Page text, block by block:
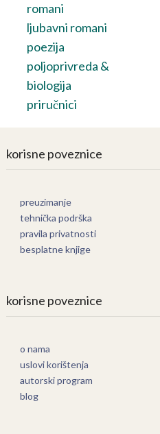
romani
ljubavni romani
poezija
poljoprivreda &
biologija
priručnici
korisne poveznice
preuzimanje
tehnička podrška
pravila privatnosti
besplatne knjige
korisne poveznice
o nama
uslovi korištenja
autorski program
blog